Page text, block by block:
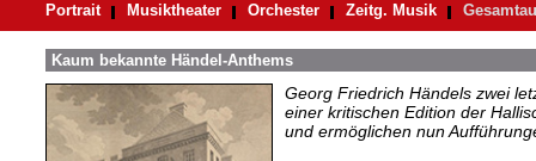
Portrait Musiktheater Orchester Zeitg. Musik
Kaum bekannte Händel-Anthems
Georg Friedrich Händels zwei
einer kritischen Edition der
und ermöglichen nun